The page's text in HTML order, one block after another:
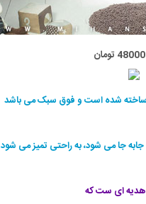
48000 تومان
ساخته شده است و فوق سبک می باشد
جا می شود، به راحتی تمیز می شود
ای ست که